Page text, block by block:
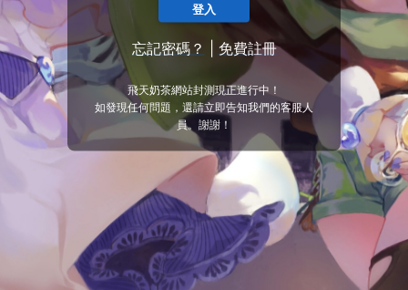
登入
忘記密碼？ 免費註冊
飛天奶茶網站封測現正進行中！
如發現任何問題，還請立即告知我們的客服人
員。謝謝！